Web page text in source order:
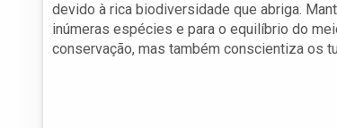
devido à rica biodiversidade que abriga.
inúmeras espécies e para o equilíbrio do
conservação, mas também conscientiza os